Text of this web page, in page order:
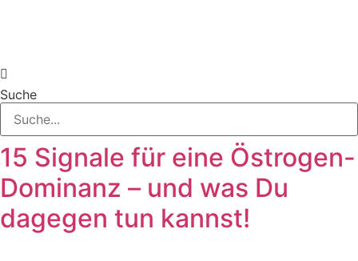
Suche
15 Signale für eine Östrogen-
Dominanz – und was Du
dagegen tun kannst!